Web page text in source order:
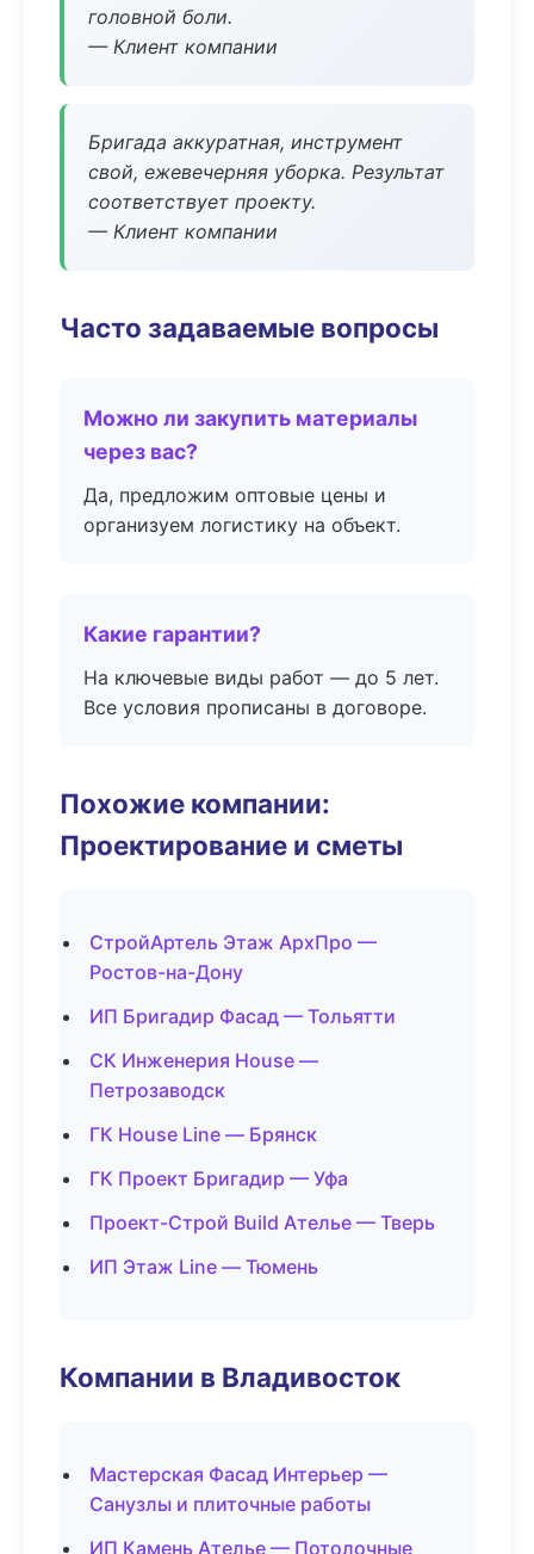
головной боли.
— Клиент компании
Бригада аккуратная, инструмент
свой, ежевечерняя уборка. Результат
соответствует проекту.
— Клиент компании
Часто задаваемые вопросы
Можно ли закупить материалы
через вас?
Да, предложим оптовые цены и
организуем логистику на объект.
Какие гарантии?
На ключевые виды работ — до 5 лет.
Все условия прописаны в договоре.
Похожие компании:
Проектирование и сметы
СтройАртель Этаж АрхПро —
Ростов-на-Дону
ИП Бригадир Фасад — Тольятти
СК Инженерия House —
Петрозаводск
ГК House Line — Брянск
ГК Проект Бригадир — Уфа
Проект-Строй Build Ателье — Тверь
ИП Этаж Line — Тюмень
Компании в Владивосток
Мастерская Фасад Интерьер —
Санузлы и плиточные работы
ИП Камень Ателье — Потолочные